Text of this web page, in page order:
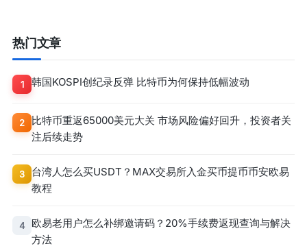
热门文章
1 韩国KOSPI创纪录反弹 比特币为何保持低幅波动
2
比特币重返65000美元大关 市场风险偏好回升，投资者关
注后续走势
3
台湾人怎么买USDT？MAX交易所入金买币提币币安欧易
教程
4
欧易老用户怎么补绑邀请码？20%手续费返现查询与解决
方法